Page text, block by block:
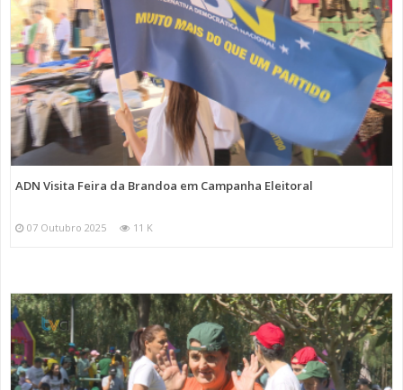
ADN Visita Feira da Brandoa em Campanha Eleitoral
07 Outubro 2025 11 K